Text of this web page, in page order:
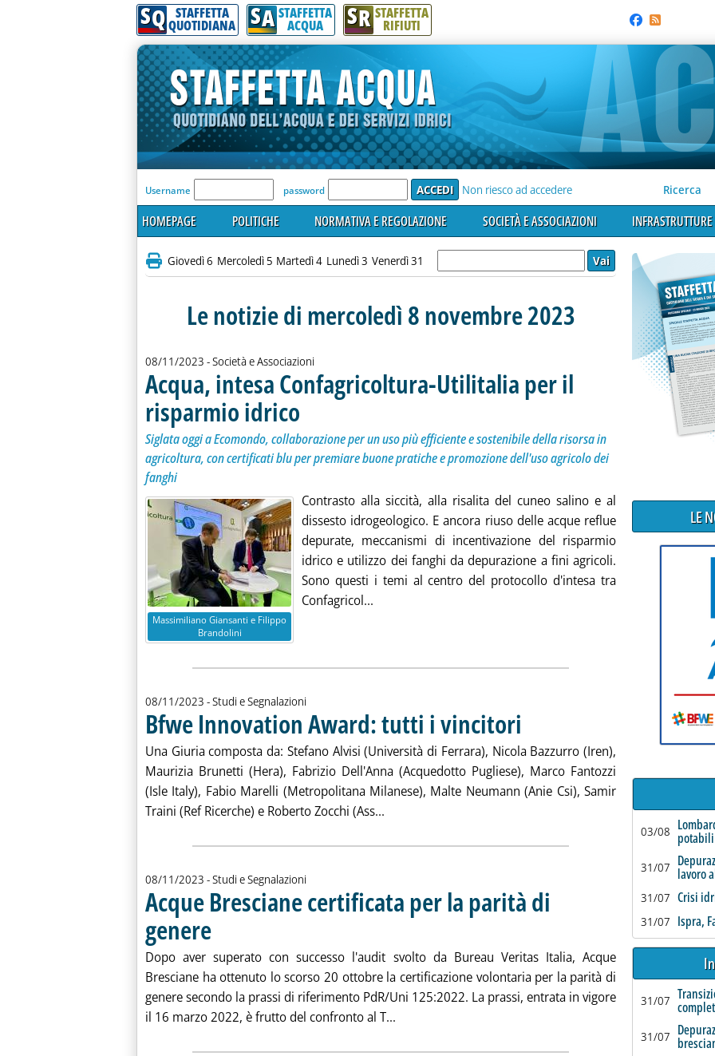
SQ STAFFETTA
QUOTIDIANA SA STAFFETTA
ACQUA SR STAFFETTA
RIFIUTI
'Modulo Login per accedere'
Username password Non riesco ad accedere Ricerca
HOMEPAGE POLITICHE NORMATIVA E REGOLAZIONE SOCIETÀ E ASSOCIAZIONI
Giovedì 6 Mercoledì 5 Martedì 4 Lunedì 3 Venerdì 31
Le notizie di mercoledì 8 novembre 2023
08/11/2023 - Società e Associazioni
Acqua, intesa Confagricoltura-Utilitalia per il
risparmio idrico . Sottotitolo: Siglata oggi a Ecomondo, collaborazione per un uso più efficiente e sostenibile della risorsa
. Pubblicata mercoledì 08 novembre 2023 alle 18.24.
Siglata oggi a Ecomondo, collaborazione per un uso più efficiente e sostenibile della risorsa in
agricoltura, con certificati blu per premiare buone pratiche e promozione dell'uso agricolo dei
fanghi
Massimiliano Giansanti e Filippo
Brandolini
Contrasto alla siccità, alla risalita del cuneo salino e al
dissesto idrogeologico. E ancora riuso delle acque reflue
depurate, meccanismi di incentivazione del risparmio
idrico e utilizzo dei fanghi da depurazione a fini agricoli.
Sono questi i temi al centro del protocollo d'intesa tra
Confagricol... Leggi tutta la notizia: 'Acqua, intesa Confagricoltura-
08/11/2023 - Studi e Segnalazioni
Bfwe Innovation Award: tutti i vincitori . Pubblicata mercoledì 08 novembre 2023 alle
Una Giuria composta da: Stefano Alvisi (Università di Ferrara), Nicola Bazzurro (Iren),
Maurizia Brunetti (Hera), Fabrizio Dell'Anna (Acquedotto Pugliese), Marco Fantozzi
(Isle Italy), Fabio Marelli (Metropolitana Milanese), Malte Neumann (Anie Csi), Samir
Traini (Ref Ricerche) e Roberto Zocchi (Ass... Leggi tutta la notizia: 'Bfwe Innovation Award: tutti i
08/11/2023 - Studi e Segnalazioni
Acque Bresciane certificata per la parità di
genere . Pubblicata mercoledì 08 novembre 2023 alle 17.16.
Dopo aver superato con successo l'audit svolto da Bureau Veritas Italia, Acque
Bresciane ha ottenuto lo scorso 20 ottobre la certificazione volontaria per la parità di
genere secondo la prassi di riferimento PdR/Uni 125:2022. La prassi, entrata in vigore
il 16 marzo 2022, è frutto del confronto al T... Leggi tutta la notizia: 'Acque Bresciane certificata per
LE
03/08 potabili
31/07 lavoro
31/07 Crisi
31/07 Ispra,
31/07
31/07